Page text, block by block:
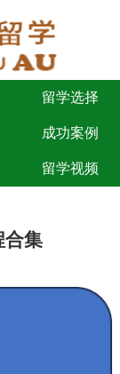
留学选择
成功案例
留学视频
合集